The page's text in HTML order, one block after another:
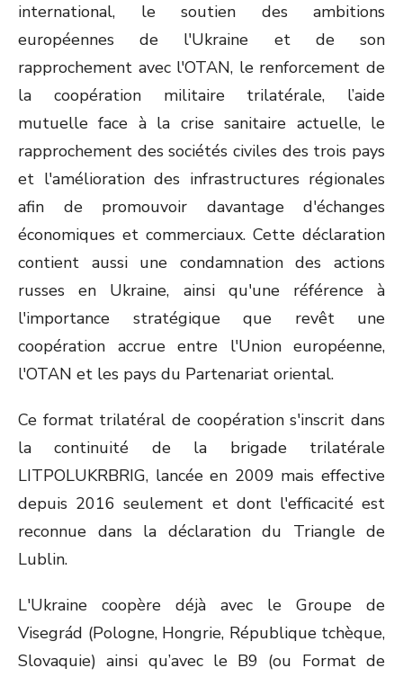
international, le soutien des ambitions
européennes de l'Ukraine et de son
rapprochement avec l'OTAN, le renforcement de
la coopération militaire trilatérale, l’aide
mutuelle face à la crise sanitaire actuelle, le
rapprochement des sociétés civiles des trois pays
et l'amélioration des infrastructures régionales
afin de promouvoir davantage d'échanges
économiques et commerciaux. Cette déclaration
contient aussi une condamnation des actions
russes en Ukraine, ainsi qu'une référence à
l'importance stratégique que revêt une
coopération accrue entre l'Union européenne,
l'OTAN et les pays du Partenariat oriental.
Ce format trilatéral de coopération s'inscrit dans
la continuité de la brigade trilatérale
LITPOLUKRBRIG, lancée en 2009 mais effective
depuis 2016 seulement et dont l'efficacité est
reconnue dans la déclaration du Triangle de
Lublin.
L'Ukraine coopère déjà avec le Groupe de
Visegrád (Pologne, Hongrie, République tchèque,
Slovaquie) ainsi qu’avec le B9 (ou Format de